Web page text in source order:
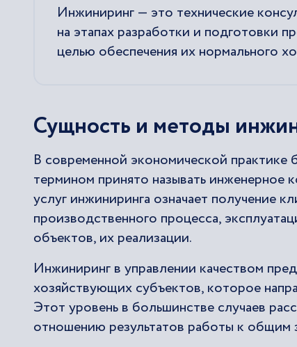
Инжиниринг — это технические
на этапах разработки и подготовки
целью обеспечения их нормального
Сущность и методы
В современной экономической
термином принято называть инженерное
услуг инжиниринга означает получение
производственного процесса,
объектов, их реализации.
Инжиниринг в управлении качеством
хозяйствующих субъектов, которое
Этот уровень в большинстве случаев
отношению результатов работы к общим